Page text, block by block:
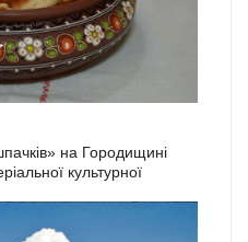
на Городищині
культурної